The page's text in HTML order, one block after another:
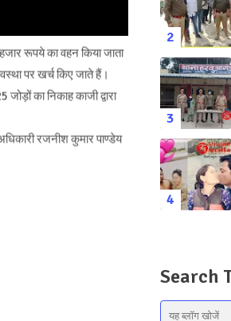
रूपये का वहन किया जाता
पर खर्च किए जाते हैं।
का निकाह काजी द्वारा
रजनीश कुमार पाण्डेय
Search